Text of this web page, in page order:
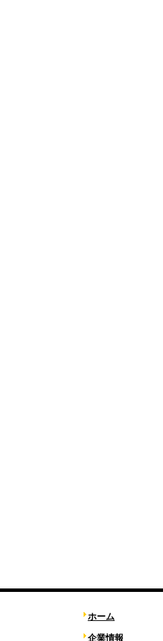
ホーム
企業情報